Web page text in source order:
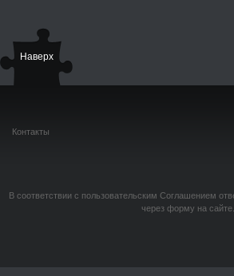
Наверх
Контакты
В соответствии с пользовательским Соглашением
через форму на